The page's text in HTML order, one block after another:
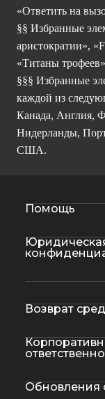
«Ответить на
§§ Избранные
аристократии»,
«Титаны
§§§ Избранные
каждой из
Канада, Англия,
Нидерланды,
США.
Помощь
Возврат
Обновления